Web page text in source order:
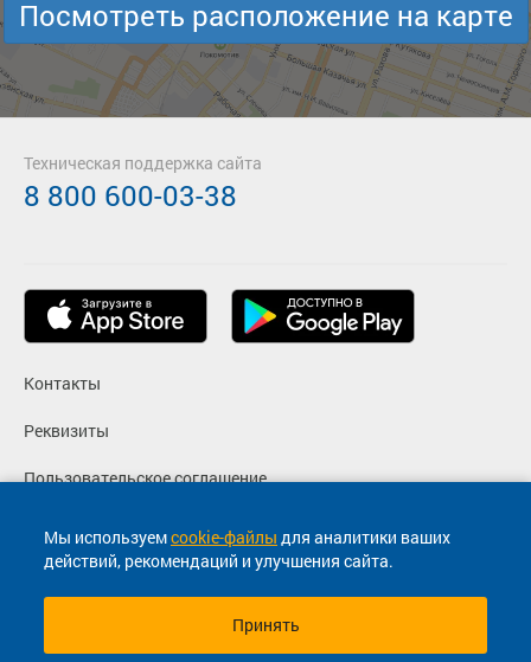
Мы используемcookie-файлы для аналитики ваших
действий, рекомендаций и улучшения сайта.
Принять
Посмотреть расположение на карте
Контакты
Реквизиты
Пользовательское соглашение
Политика конфиденциальности
Согласие на маркетинговые сообщения
Техническая поддержка сайта
8 800 600-03-38
© 2013-2026, ООО "Капитал"- Онлайн сервис продажи